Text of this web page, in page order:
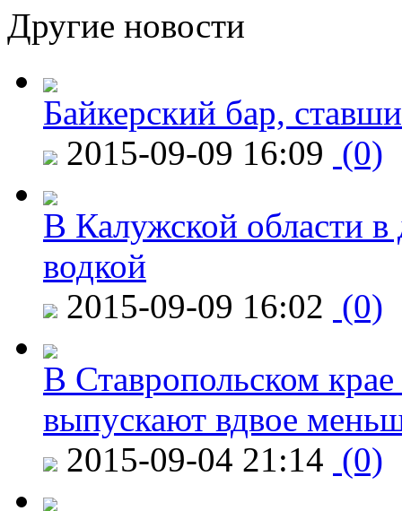
Другие новости
Байкерский бар,
2015-09-09 16:09 (0)
В Калужской области в
водкой
2015-09-09 16:02 (0)
В Ставропольском
выпускают вдвое
2015-09-04 21:14 (0)